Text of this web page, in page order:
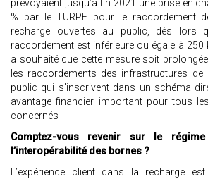
prévoyaient jusqu’à fin 2021 une prise en
% par le TURPE pour le raccordement
recharge ouvertes au public, dès lors
raccordement est inférieure ou égale à 250
a souhaité que cette mesure soit
les raccordements des infrastructures de
public qui s'inscrivent dans un schéma
avantage financier important pour tous
concernés
Comptez-vous revenir sur le
l’interopérabilité des bornes ?
L’expérience client dans la recharge